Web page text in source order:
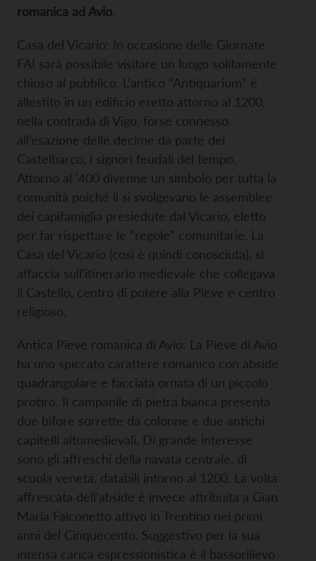
romanica ad Avio.
Casa del Vicario: In occasione delle Giornate
FAI sarà possibile visitare un luogo solitamente
chiuso al pubblico. L’antico “Antiquarium” è
allestito in un edificio eretto attorno al 1200,
nella contrada di Vigo, forse connesso
all’esazione delle decime da parte dei
Castelbarco, i signori feudali del tempo.
Attorno al ‘400 divenne un simbolo per tutta la
comunità poiché lì si svolgevano le assemblee
dei capifamiglia presiedute dal Vicario, eletto
per far rispettare le “regole” comunitarie. La
Casa del Vicario (così è quindi conosciuta), si
affaccia sull’itinerario medievale che collegava
il Castello, centro di potere alla Pieve e centro
religioso.
Antica Pieve romanica di Avio: La Pieve di Avio
ha uno spiccato carattere romanico con abside
quadrangolare e facciata ornata di un piccolo
protiro. Il campanile di pietra bianca presenta
due bifore sorrette da colonne e due antichi
capitelli altomedievali. Di grande interesse
sono gli affreschi della navata centrale, di
scuola veneta, databili intorno al 1200. La volta
affrescata dell’abside è invece attribuita a Gian
Maria Falconetto attivo in Trentino nei primi
anni del Cinquecento. Suggestivo per la sua
intensa carica espressionistica è il bassorilievo